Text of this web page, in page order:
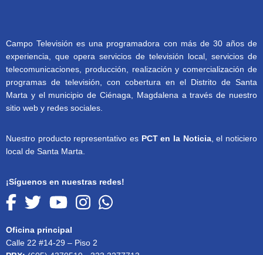
Campo Televisión es una programadora con más de 30 años de
experiencia, que opera servicios de televisión local, servicios de
telecomunicaciones, producción, realización y comercialización de
programas de televisión, con cobertura en el Distrito de Santa
Marta y el municipio de Ciénaga, Magdalena a través de nuestro
sitio web y redes sociales.
Nuestro producto representativo es PCT en la Noticia, el noticiero
local de Santa Marta.
¡Síguenos en nuestras redes!
Oficina principal
Calle 22 #14-29 – Piso 2